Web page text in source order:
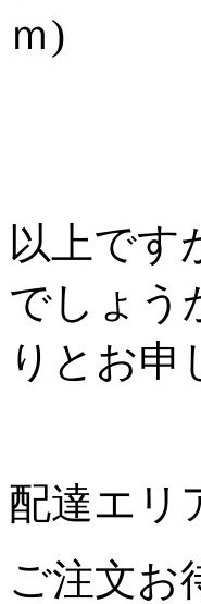
ｍ)
以上です
でしょう
りとお申
配達エ
ご注文お